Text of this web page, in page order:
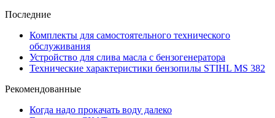
Последние
Комплекты для самостоятельного технического
обслуживания
Устройство для слива масла с бензогенератора
Технические характеристики бензопилы STIHL MS 382
Рекомендованные
Когда надо прокачать воду далеко